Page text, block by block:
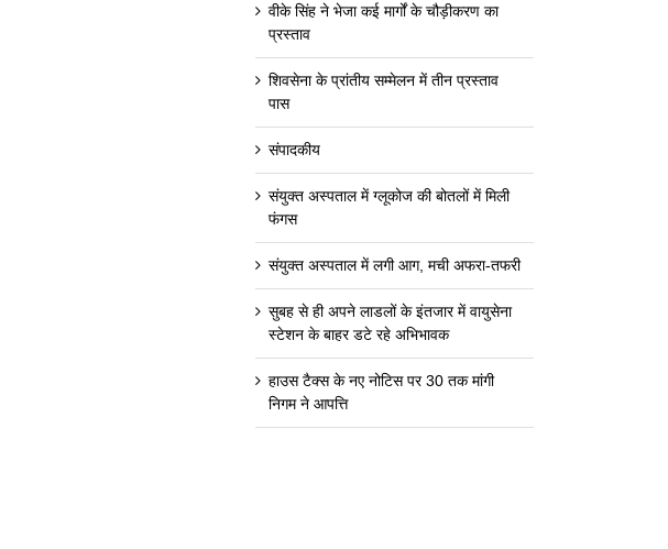
वीके सिंह ने भेजा कई मार्गों के चौड़ीकरण का
प्रस्ताव
शिवसेना के प्रांतीय सम्मेलन में तीन प्रस्ताव
पास
संपादकीय
संयुक्त अस्पताल में ग्लूकोज की बोतलों में मिली
फंगस
संयुक्त अस्पताल में लगी आग, मची अफरा-तफरी
सुबह से ही अपने लाडलों के इंतजार में वायुसेना
स्टेशन के बाहर डटे रहे अभिभावक
हाउस टैक्स के नए नोटिस पर 30 तक मांगी
निगम ने आपत्ति